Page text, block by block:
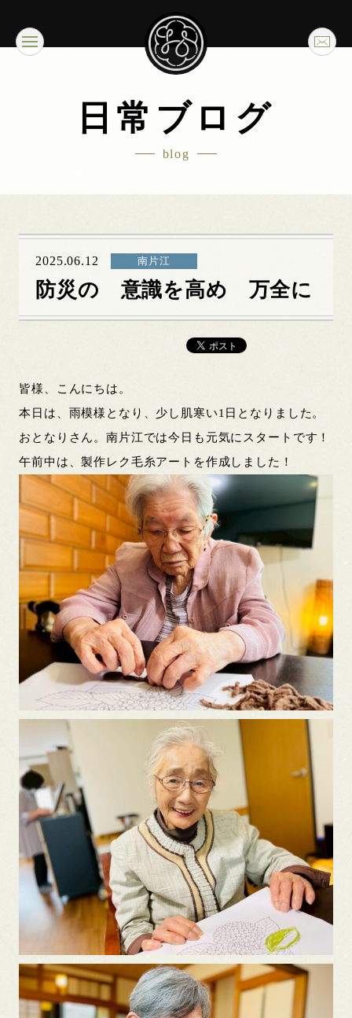
日常ブログ
blog
2025.06.12 南片江
防災の 意識を高め 万全に
皆様、こんにちは。
本日は、雨模様となり、少し肌寒い1日となりました。
おとなりさん。南片江では今日も元気にスタートです！
午前中は、製作レク毛糸アートを作成しました！